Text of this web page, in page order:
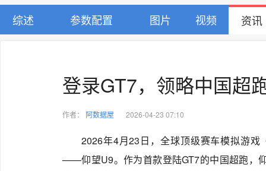
综述 参数配置 图片 视频 资讯
登录GT7，领略中国超
作者： 阿数据屋 2026-04-23 07:10
2026年4月23日，全球顶级赛车模拟游戏
——仰望U9。作为首款登陆GT7的中国超跑，